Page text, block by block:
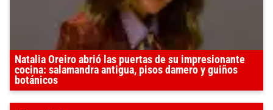
Natalia Oreiro abrió las puertas de su impresionante
cocina: salamandra antigua, pisos damero y guiños
botánicos